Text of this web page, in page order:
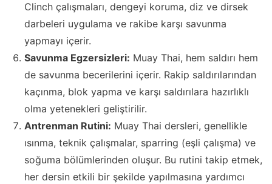
Clinch çalışmaları, dengeyi koruma, diz ve dirsek
darbeleri uygulama ve rakibe karşı savunma
yapmayı içerir.
Savunma Egzersizleri: Muay Thai, hem saldırı hem
de savunma becerilerini içerir. Rakip saldırılarından
kaçınma, blok yapma ve karşı saldırılara hazırlıklı
olma yetenekleri geliştirilir.
Antrenman Rutini: Muay Thai dersleri, genellikle
ısınma, teknik çalışmalar, sparring (eşli çalışma) ve
soğuma bölümlerinden oluşur. Bu rutini takip etmek,
her dersin etkili bir şekilde yapılmasına yardımcı